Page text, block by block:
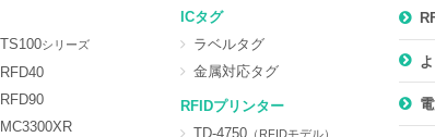
TS100シリーズ
RFD40
RFD90
MC3300XR
ICタグ
ラベルタグ
金属対応タグ
RFIDプリンター
TD-4750（RFIDモデル）